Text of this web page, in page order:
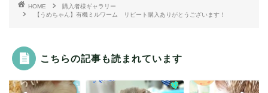
HOME
購入者様ギャラリー
【うめちゃん】有機ミルワーム リピート購入ありがとうございます！
こちらの記事も読まれています